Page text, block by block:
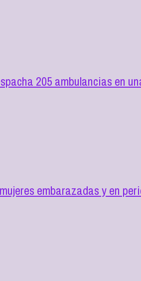
205 ambulancias en
embarazadas y en